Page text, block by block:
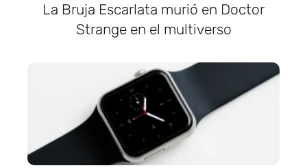
La Bruja Escarlata murió en Doctor
Strange en el multiverso